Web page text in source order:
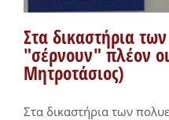
Στα δικαστήρια
"σέρνουν" πλέον
Μητροτάσιος)
Στα δικαστήρια των